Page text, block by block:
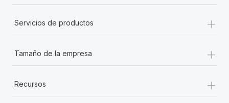
Servicios de productos +
Tamaño de la empresa +
Recursos +